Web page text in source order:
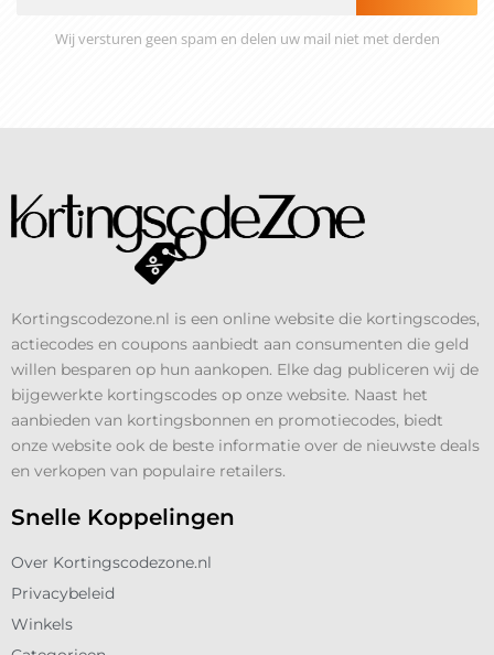
Wij versturen geen spam en delen uw mail niet met derden
Kortingscodezone.nl is een online website die kortingscodes,
actiecodes en coupons aanbiedt aan consumenten die geld
willen besparen op hun aankopen. Elke dag publiceren wij de
bijgewerkte kortingscodes op onze website. Naast het
aanbieden van kortingsbonnen en promotiecodes, biedt
onze website ook de beste informatie over de nieuwste deals
en verkopen van populaire retailers.
Snelle Koppelingen
Over Kortingscodezone.nl
Privacybeleid
Winkels